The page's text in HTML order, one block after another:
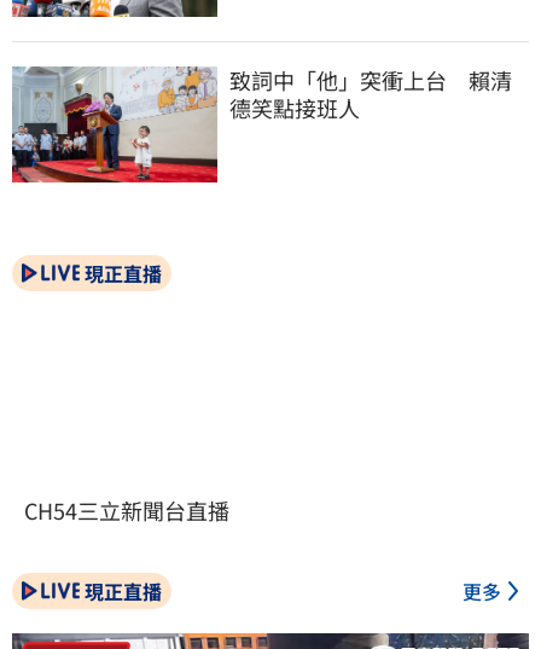
致詞中「他」突衝上台　賴清
德笑點接班人
現正直播
CH54三立新聞台直播
現正直播 更多